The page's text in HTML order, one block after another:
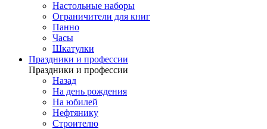
Настольные наборы
Ограничители для книг
Панно
Часы
Шкатулки
Праздники и профессии
Праздники и профессии
Назад
На день рождения
На юбилей
Нефтянику
Строителю